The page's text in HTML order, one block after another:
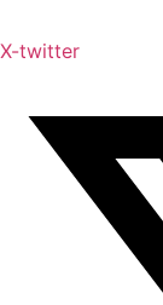
X-twitter